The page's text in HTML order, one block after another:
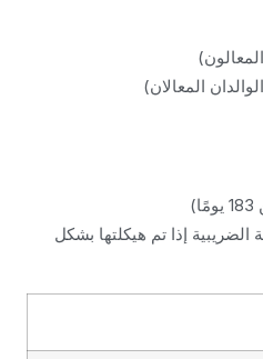
المعالان)
إذا تم هيكلتها بشكل